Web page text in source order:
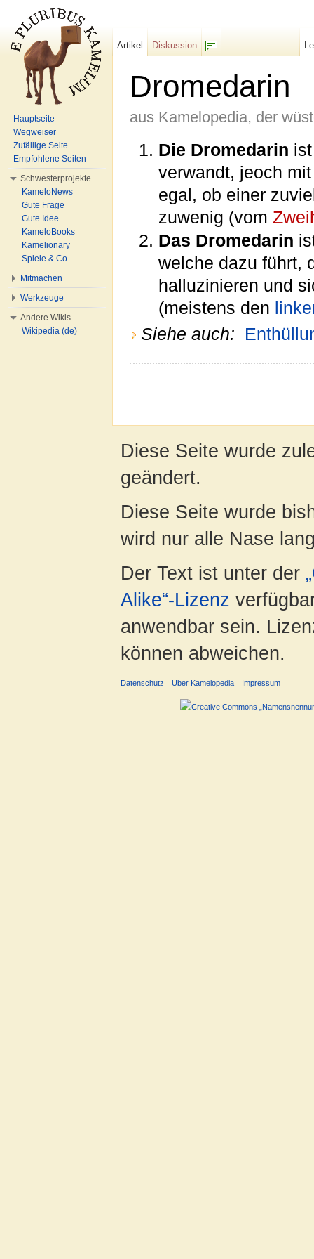
Dromedarin
aus Kamelopedia, der
Die Dromedarin
verwandt, jeoch
egal, ob einer
zuwenig (vom
Das Dromedarin
welche dazu führt,
halluzinieren und
(meistens den
Siehe auch:
Artikel
Diskussion
Hauptseite
Wegweiser
Zufällige Seite
Empfohlene Seiten
Schwesterprojekte
KameloNews
Gute Frage
Gute Idee
KameloBooks
Kamelionary
Spiele & Co.
Mitmachen
Werkzeuge
Andere Wikis
Wikipedia (de)
Diese Seite wurde
geändert.
Diese Seite wurde
wird nur alle Nase
Der Text ist unter der
Alike“-Lizenz
anwendbar sein.
können abweichen.
Datenschutz Über Kamelopedia Impressum